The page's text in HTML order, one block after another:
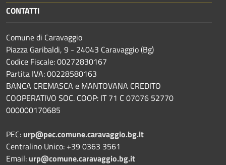
CONTATTI
Comune di Caravaggio
Piazza Garibaldi, 9 - 24043 Caravaggio (Bg)
Codice Fiscale: 00272830167
Partita IVA: 00228580163
BANCA CREMASCA e MANTOVANA CREDITO
COOPERATIVO SOC. COOP: IT 71 C 07076 52770
000000170685
PEC: urp@pec.comune.caravaggio.bg.it
Centralino Unico: +39 0363 3561
Email: urp@comune.caravaggio.bg.it